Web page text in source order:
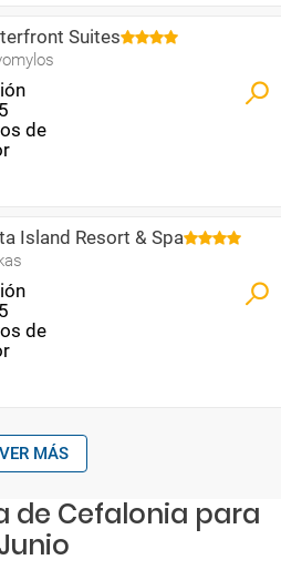
Suites
Island Resort & Spa
VER MÁS
de Cefalonia para